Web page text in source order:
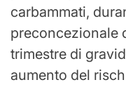
carbammati,
preconcezionale
trimestre di
aumento del